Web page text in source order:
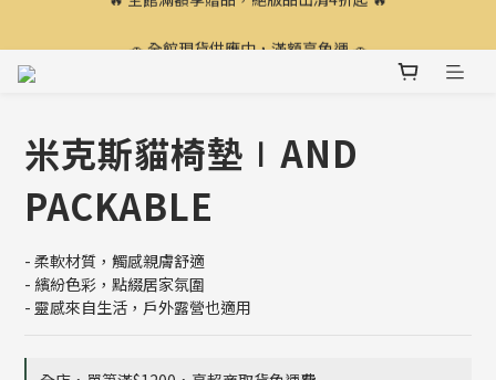
米克斯貓椅墊∣AND
PACKABLE
- 柔軟材質，觸感親膚舒適
- 繽紛色彩，點綴居家氛圍
- 靈感來自生活，戶外露營也適用